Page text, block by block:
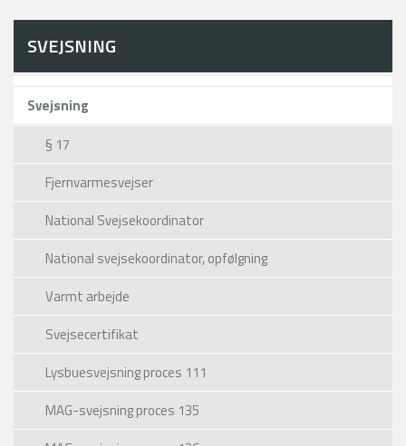
SVEJSNING
Svejsning
§ 17
Fjernvarmesvejser
National Svejsekoordinator
National svejsekoordinator, opfølgning
Varmt arbejde
Svejsecertifikat
Lysbuesvejsning proces 111
MAG-svejsning proces 135